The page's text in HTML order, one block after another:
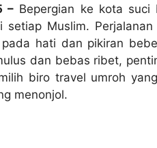
– Bepergian ke kota suci
setiap Muslim.
hati dan pikiran
dan bebas ribet,
biro travel umroh
menonjol.